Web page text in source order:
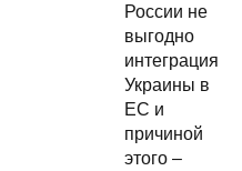
России не
выгодно
интеграция
Украины в
ЕС и
причиной
этого –